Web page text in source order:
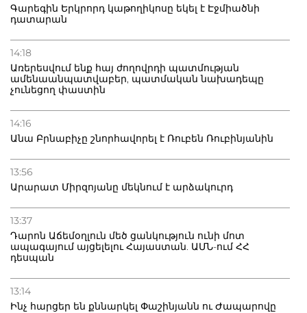
Գարեգին Երկրորդ կաթողիկոսը եկել է Էջմիածնի
դատարան
14:18
Առերեսվում ենք հայ ժողովրդի պատմության
ամենաանպատվաբեր, պատմական նախադեպը
չունեցող փաստին
14:16
Անա Բրնաբիչը շնորհավորել է Ռուբեն Ռուբինյանին
13:56
Արարատ Միրզոյանը մեկնում է արձակուրդ
13:37
Դարոն Աճեմօղլուն մեծ ցանկություն ունի մոտ
ապագայում այցելելու Հայաստան. ԱՄՆ-ում ՀՀ
դեսպան
13:14
Ինչ հարցեր են քննարկել Փաշինյանն ու Ժապարովը